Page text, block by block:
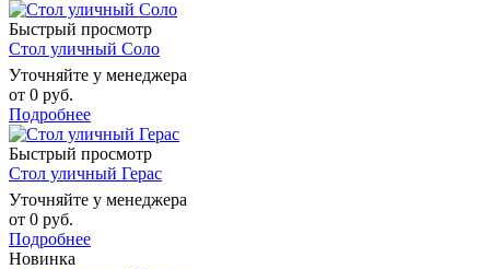
Быстрый просмотр
Стол уличный Соло
Уточняйте у менеджера
от 0 руб.
Подробнее
Быстрый просмотр
Стол уличный Герас
Уточняйте у менеджера
от 0 руб.
Подробнее
Новинка